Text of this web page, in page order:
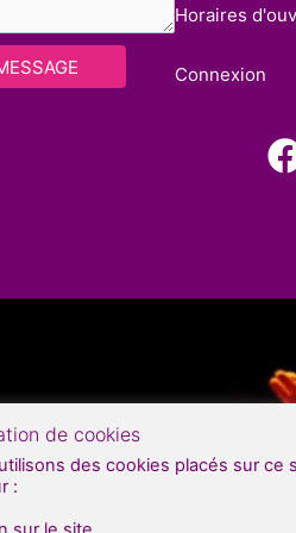
Horaires
Connexion
de cookies
des cookies placés sur
: